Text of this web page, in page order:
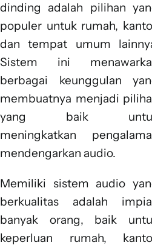
dinding adalah pilihan
populer untuk rumah,
dan tempat umum
Sistem ini
berbagai keunggulan
membuatnya menjadi
yang baik
meningkatkan
mendengarkan audio.
Memiliki sistem audio
berkualitas adalah
banyak orang, baik
keperluan rumah,